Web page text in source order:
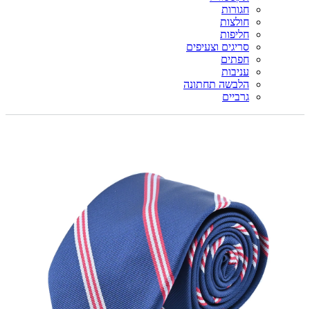
חגורות
חולצות
חליפות
סריגים וצעיפים
חפתים
עניבות
הלבשה תחתונה
גרביים